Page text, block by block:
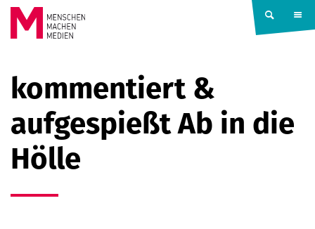
Springe zum Inhalt
MACHEN
MEDIEN
kommentiert &
aufgespießt Ab in die
Hölle